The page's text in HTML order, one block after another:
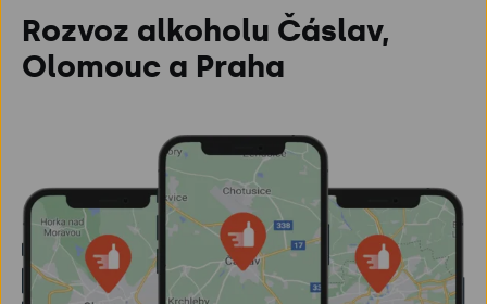
Rozvoz alkoholu Čáslav,
Olomouc a Praha